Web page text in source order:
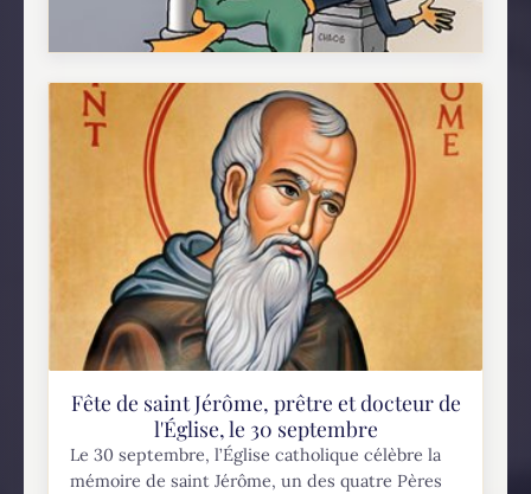
Les indices pensables : 28 - A quel
athéisme croyez-vous ?
Cette image est tirée de la bande dessinée Un
os dans évolution, Tome 2, page 36 de la série :
Les Indices pensables Résumé : La « matière »
est-elle éternelle...
Fête de saint Jérôme, prêtre et docteur de
l'Église, le 30 septembre
Le 30 septembre, l’Église catholique célèbre la
mémoire de saint Jérôme, un des quatre Pères